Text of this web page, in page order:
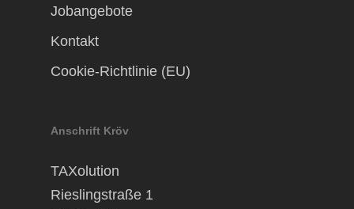
Jobangebote
Kontakt
Cookie-Richtlinie (EU)
Anschrift Kröv
TAXolution
Rieslingstraße 1